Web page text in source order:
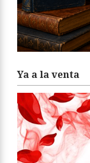
Ya a la venta